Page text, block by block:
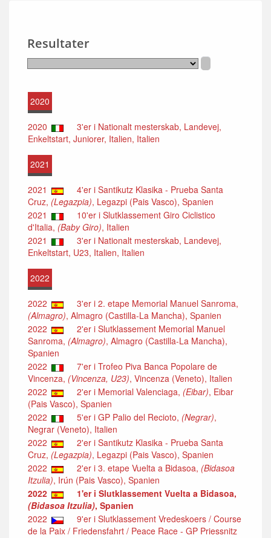
Resultater
2020
2020
3'er i Nationalt mesterskab, Landevej,
Enkeltstart, Juniorer, Italien, Italien
2021
2021
4'er i Santikutz Klasika - Prueba Santa
Cruz, (Legazpia), Legazpi (Pais Vasco), Spanien
2021
10'er i Slutklassement Giro Ciclistico
d'Italia, (Baby Giro), Italien
2021
3'er i Nationalt mesterskab, Landevej,
Enkeltstart, U23, Italien, Italien
2022
2022
3'er i 2. etape Memorial Manuel Sanroma,
(Almagro), Almagro (Castilla-La Mancha), Spanien
2022
2'er i Slutklassement Memorial Manuel
Sanroma, (Almagro), Almagro (Castilla-La Mancha),
Spanien
2022
7'er i Trofeo Piva Banca Popolare de
Vincenza, (Vincenza, U23), Vincenza (Veneto), Italien
2022
2'er i Memorial Valenciaga, (Eibar), Eibar
(Pais Vasco), Spanien
2022
5'er i GP Palio del Recioto, (Negrar),
Negrar (Veneto), Italien
2022
2'er i Santikutz Klasika - Prueba Santa
Cruz, (Legazpia), Legazpi (Pais Vasco), Spanien
2022
2'er i 3. etape Vuelta a Bidasoa, (Bidasoa
Itzulia), Irún (Pais Vasco), Spanien
2022
1'er i Slutklassement Vuelta a Bidasoa,
(Bidasoa Itzulia), Spanien
2022
9'er i Slutklassement Vredeskoers / Course
de la Paix / Friedensfahrt / Peace Race - GP Priessnitz